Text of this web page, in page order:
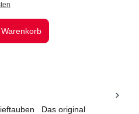
Wert ein oder benutze die
Das original